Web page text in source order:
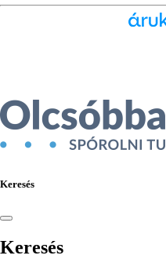
Keresés
Keresés